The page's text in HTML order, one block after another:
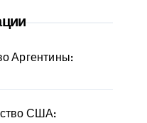
Аргентины:
США: